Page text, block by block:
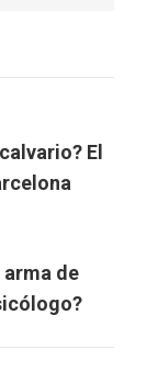
El
arma de